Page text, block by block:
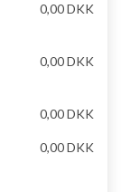
0,00 DKK
0,00 DKK
0,00 DKK
0,00 DKK